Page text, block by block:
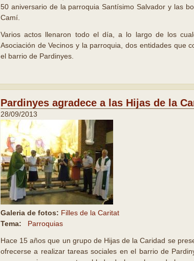
50 aniversario de la parroquia Santísimo Salvador y las
Camí.
Varios actos llenaron todo el día, a lo largo de los
Asociación de Vecinos y la parroquia, dos entidades que
el barrio de Pardinyes.
Pardinyes agradece a las Hijas de la
28/09/2013
Galeria de fotos: Filles de la Caritat
Tema:
Parroquias
Hace 15 años que un grupo de Hijas de la Caridad se
ofrecerse a realizar tareas sociales en el barrio de